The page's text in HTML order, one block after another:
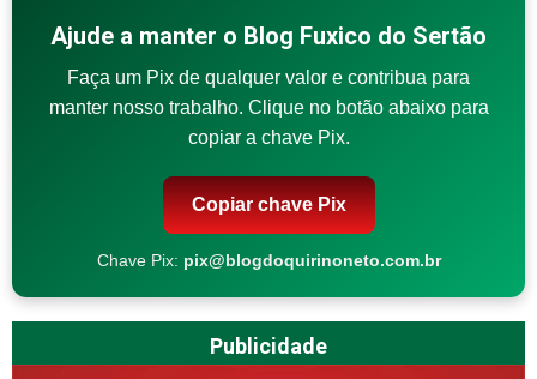
Ajude a manter o Blog Fuxico do Sertão
Faça um Pix de qualquer valor e contribua para
manter nosso trabalho. Clique no botão abaixo para
copiar a chave Pix.
Copiar chave Pix
Chave Pix: pix@blogdoquirinoneto.com.br
Publicidade